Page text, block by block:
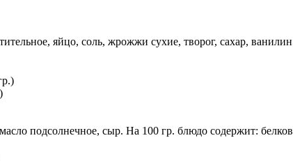
яйцо, соль, жрожжи сухие, творог, сахар,
подсолнечное, сыр. На 100 гр. блюдо содержит: